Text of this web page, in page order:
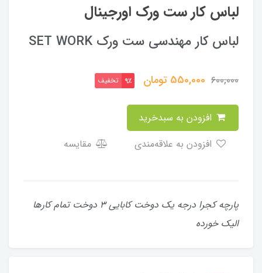
لباس کار ست ورک اورجینال
لباس کار مهندسی ست ورک SET WORK
600,000
550,000 تومان 9٪ تخفیف
مقایسه
پارچه کجرا درجه یک دوخت کابایی ۳ دوخت تمام کارها
الیک خورده